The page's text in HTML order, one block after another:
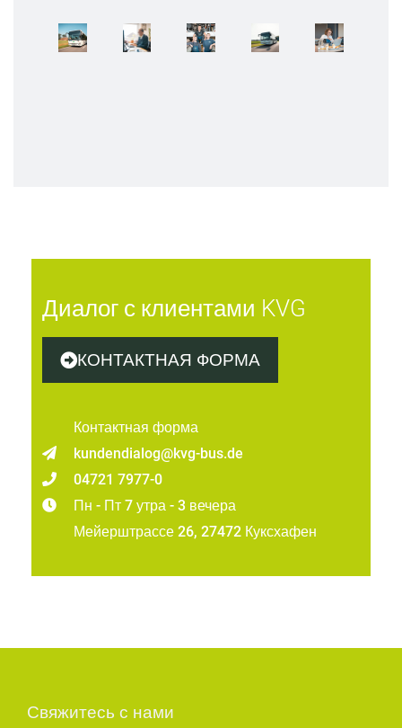
Диалог с клиентами KVG
КОНТАКТНАЯ ФОРМА
Контактная форма
kundendialog@kvg-bus.de
04721 7977-0
Пн - Пт 7 утра - 3 вечера
Мейерштрассе 26, 27472 Куксхафен
Свяжитесь с нами